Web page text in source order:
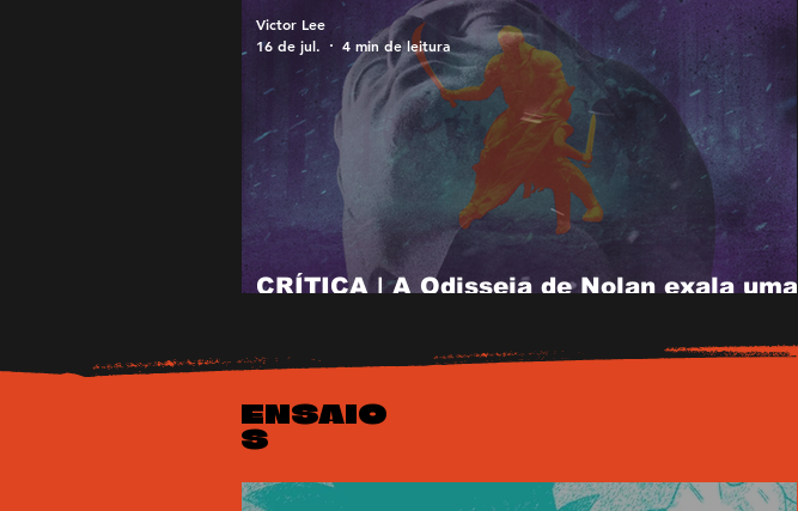
CRÍTICA | A Odisseia de Nolan exala uma
Victor Lee
16 de jul.
4 min de leitura
ENSAIO
S